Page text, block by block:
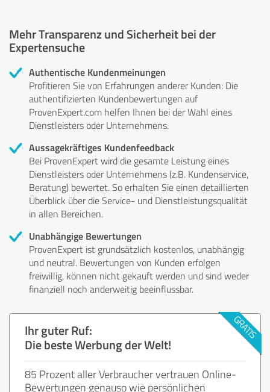
Mehr Transparenz und Sicherheit bei der
Expertensuche
Authentische Kundenmeinungen
Profitieren Sie von Erfahrungen anderer Kunden: Die
authentifizierten Kundenbewertungen auf
ProvenExpert.com helfen Ihnen bei der Wahl eines
Dienstleisters oder Unternehmens.
Aussagekräftiges Kundenfeedback
Bei ProvenExpert wird die gesamte Leistung eines
Dienstleisters oder Unternehmens (z.B. Kundenservice,
Beratung) bewertet. So erhalten Sie einen detaillierten
Überblick über die Service- und Dienstleistungsqualität
in allen Bereichen.
Unabhängige Bewertungen
ProvenExpert ist grundsätzlich kostenlos, unabhängig
und neutral. Bewertungen von Kunden erfolgen
freiwillig, können nicht gekauft werden und sind weder
finanziell noch anderweitig beeinflussbar.
Ihr guter Ruf:
Die beste Werbung der Welt!
85 Prozent aller Verbraucher vertrauen Online-
Bewertungen genauso wie persönlichen